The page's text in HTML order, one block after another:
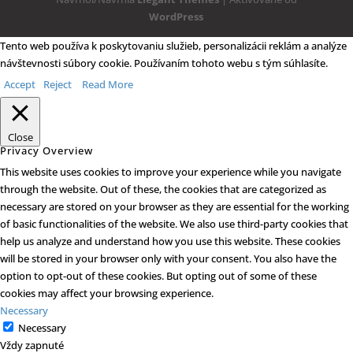
WordPress
Tento web používa k poskytovaniu služieb, personalizácii reklám a analýze
návštevnosti súbory cookie. Používaním tohoto webu s tým súhlasíte.
Accept
Reject Read More
Close
Privacy Overview
This website uses cookies to improve your experience while you navigate
through the website. Out of these, the cookies that are categorized as
necessary are stored on your browser as they are essential for the working
of basic functionalities of the website. We also use third-party cookies that
help us analyze and understand how you use this website. These cookies
will be stored in your browser only with your consent. You also have the
option to opt-out of these cookies. But opting out of some of these
cookies may affect your browsing experience.
Necessary
Necessary
Vždy zapnuté